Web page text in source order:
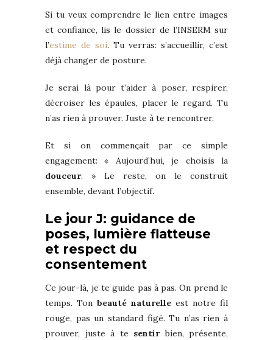
Si tu veux comprendre le lien entre images
et confiance, lis le dossier de l’INSERM sur
l’estime de soi. Tu verras: s’accueillir, c’est
déjà changer de posture.
Je serai là pour t’aider à poser, respirer,
décroiser les épaules, placer le regard. Tu
n’as rien à prouver. Juste à te rencontrer.
Et si on commençait par ce simple
engagement: « Aujourd’hui, je choisis la
douceur. » Le reste, on le construit
ensemble, devant l’objectif.
Le jour J: guidance de
poses, lumière flatteuse
et respect du
consentement
Ce jour-là, je te guide pas à pas. On prend le
temps. Ton beauté naturelle est notre fil
rouge, pas un standard figé. Tu n’as rien à
prouver, juste à te sentirbien, présente,